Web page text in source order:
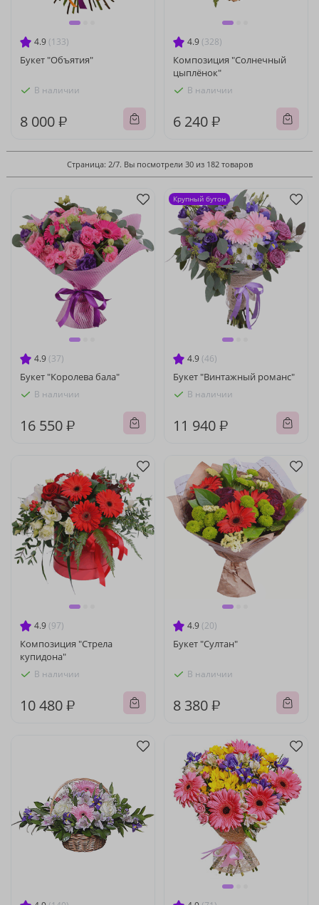
4.9 (133)
Букет "Объятия"
В наличии
8 000 ₽
4.9 (328)
Композиция "Солнечный
цыплёнок"
В наличии
6 240 ₽
Страница: 2/7. Вы посмотрели 30 из 182 товаров
4.9 (37)
Букет "Королева бала"
В наличии
16 550 ₽
4.9 (46)
Букет "Винтажный романс"
В наличии
11 940 ₽
Крупный бутон
4.9 (97)
Композиция "Стрела
купидона"
В наличии
10 480 ₽
4.9 (20)
Букет "Султан"
В наличии
8 380 ₽